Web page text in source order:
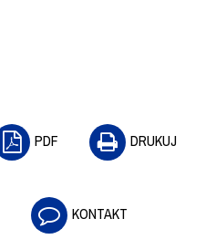
PDF DRUKUJ
KONTAKT